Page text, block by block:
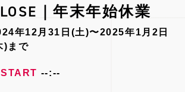
｜年末年始休業
年12月31日(土)〜2025年1月2日
)まで
START --:--